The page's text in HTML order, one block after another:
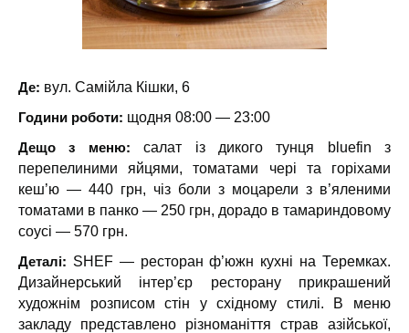
Де: вул. Самійла Кішки, 6
Години роботи: щодня 08:00 — 23:00
Дещо з меню: салат із дикого тунця bluefin з
перепелиними яйцями, томатами чері та горіхами
кеш’ю — 440 грн, чіз боли з моцарели з в’яленими
томатами в панко — 250 грн, дорадо в тамариндовому
соусі — 570 грн.
Деталі: SHEF — ресторан ф’южн кухні на Теремках.
Дизайнерський інтер’єр ресторану прикрашений
художнім розписом стін у східному стилі. В меню
закладу представлено різноманіття страв азійської,